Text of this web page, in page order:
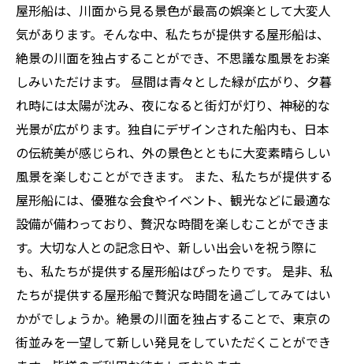
屋形船は、川面から見る景色が最高の娯楽として大変人
気があります。そんな中、私たちが提供する屋形船は、
絶景の川面を独占することができ、不思議な風景をお楽
しみいただけます。 昼間は青々とした緑が広がり、夕暮
れ時には太陽が沈み、夜になると街灯が灯り、神秘的な
光景が広がります。独自にデザインされた船内も、日本
の伝統美が感じられ、外の景色とともに大変素晴らしい
風景を楽しむことができます。 また、私たちが提供する
屋形船には、優雅な会食やイベント、観光などに最適な
設備が備わっており、贅沢な時間を楽しむことができま
す。大切な人との記念日や、新しい出会いを祝う際に
も、私たちが提供する屋形船はぴったりです。 是非、私
たちが提供する屋形船で贅沢な時間を過ごしてみてはい
かがでしょうか。絶景の川面を独占することで、東京の
街並みを一望して新しい発見をしていただくことができ